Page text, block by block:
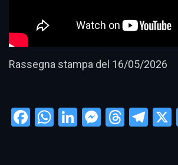
Rassegna stampa del 16/05/2026
Facebook
WhatsApp
LinkedIn